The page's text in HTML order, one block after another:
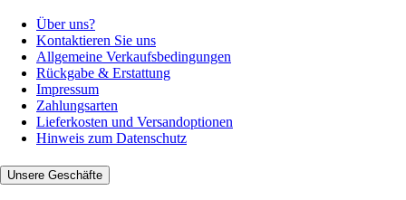
Über uns?
Kontaktieren Sie uns
Allgemeine Verkaufsbedingungen
Rückgabe & Erstattung
Impressum
Zahlungsarten
Lieferkosten und Versandoptionen
Hinweis zum Datenschutz
Unsere Geschäfte